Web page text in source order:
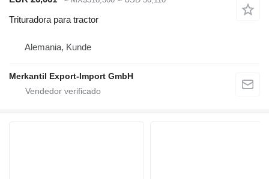
Trituradora para tractor
Alemania, Kunde
Merkantil Export-Import GmbH